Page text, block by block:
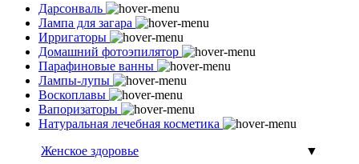
Дарсонваль
Лампа для загара
Ирригаторы
Домашний фотоэпилятор
Парафиновые ванны
Лампы-лупы
Воскоплавы
Вапоризаторы
Натуральная лечебная косметика
Женское здоровье
▼